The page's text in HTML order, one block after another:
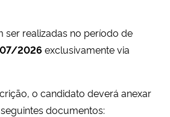
ser realizadas no período de
2026 exclusivamente via
o candidato deverá anexar
documentos: